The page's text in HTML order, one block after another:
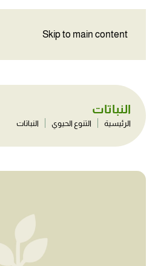
Skip to main content
النباتات
الرئيسية التنوع الحيوي النباتات